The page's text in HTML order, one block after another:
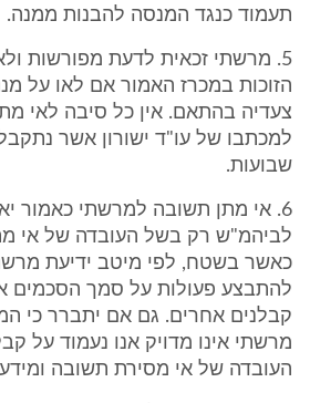
תעמוד כנגד המנסה להבנות ממנה.
5. מרשתי זכאית לדעת מפורשות
הזוכות במכרז האמור אם לאו על
צעדיה בהתאם. אין כל סיבה לאי
שבועות.
6. אי מתן תשובה למרשתי כאמור
לביהמ"ש רק בשל העובדה של אי
כאשר בשטח, לפי מיטב ידיעת
להתבצע פעולות על סמך הסכמים
קבלנים אחרים. גם אם יתברר כי
מרשתי אינו מדויק אנו נעמוד על
העובדה של אי מסירת תשובה